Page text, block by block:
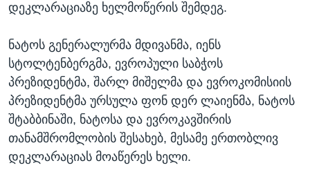
დეკლარაციაზე ხელმოწერის შემდეგ.
ნატოს გენერალურმა მდივანმა, იენს
სტოლტენბერგმა, ევროპული საბჭოს
პრეზიდენტმა, შარლ მიშელმა და ევროკომისიის
პრეზიდენტმა ურსულა ფონ დერ ლაიენმა, ნატოს
შტაბბინაში, ნატოსა და ევროკავშირის
თანამშრომლობის შესახებ, მესამე ერთობლივ
დეკლარაციას მოაწერეს ხელი.